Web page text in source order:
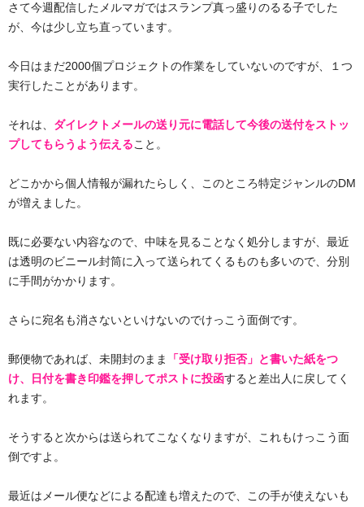
さて今週配信したメルマガではスランプ真っ盛りのるる子でした
が、今は少し立ち直っています。
今日はまだ2000個プロジェクトの作業をしていないのですが、１つ
実行したことがあります。
それは、 ダイレクトメールの送り元に電話して今後の送付をストッ
プしてもらうよう伝えること。
どこかから個人情報が漏れたらしく、このところ特定ジャンルのDM
が増えました。
既に必要ない内容なので、中味を見ることなく処分しますが、最近
は透明のビニール封筒に入って送られてくるものも多いので、分別
に手間がかかります。
さらに宛名も消さないといけないのでけっこう面倒です。
郵便物であれば、未開封のまま
「受け取り拒否」と書いた紙をつ
け、日付を書き印鑑を押してポストに投函すると差出人に戻してく
れます。
そうすると次からは送られてこなくなりますが、これもけっこう面
倒ですよ。
最近はメール便などによる配達も増えたので、この手が使えないも